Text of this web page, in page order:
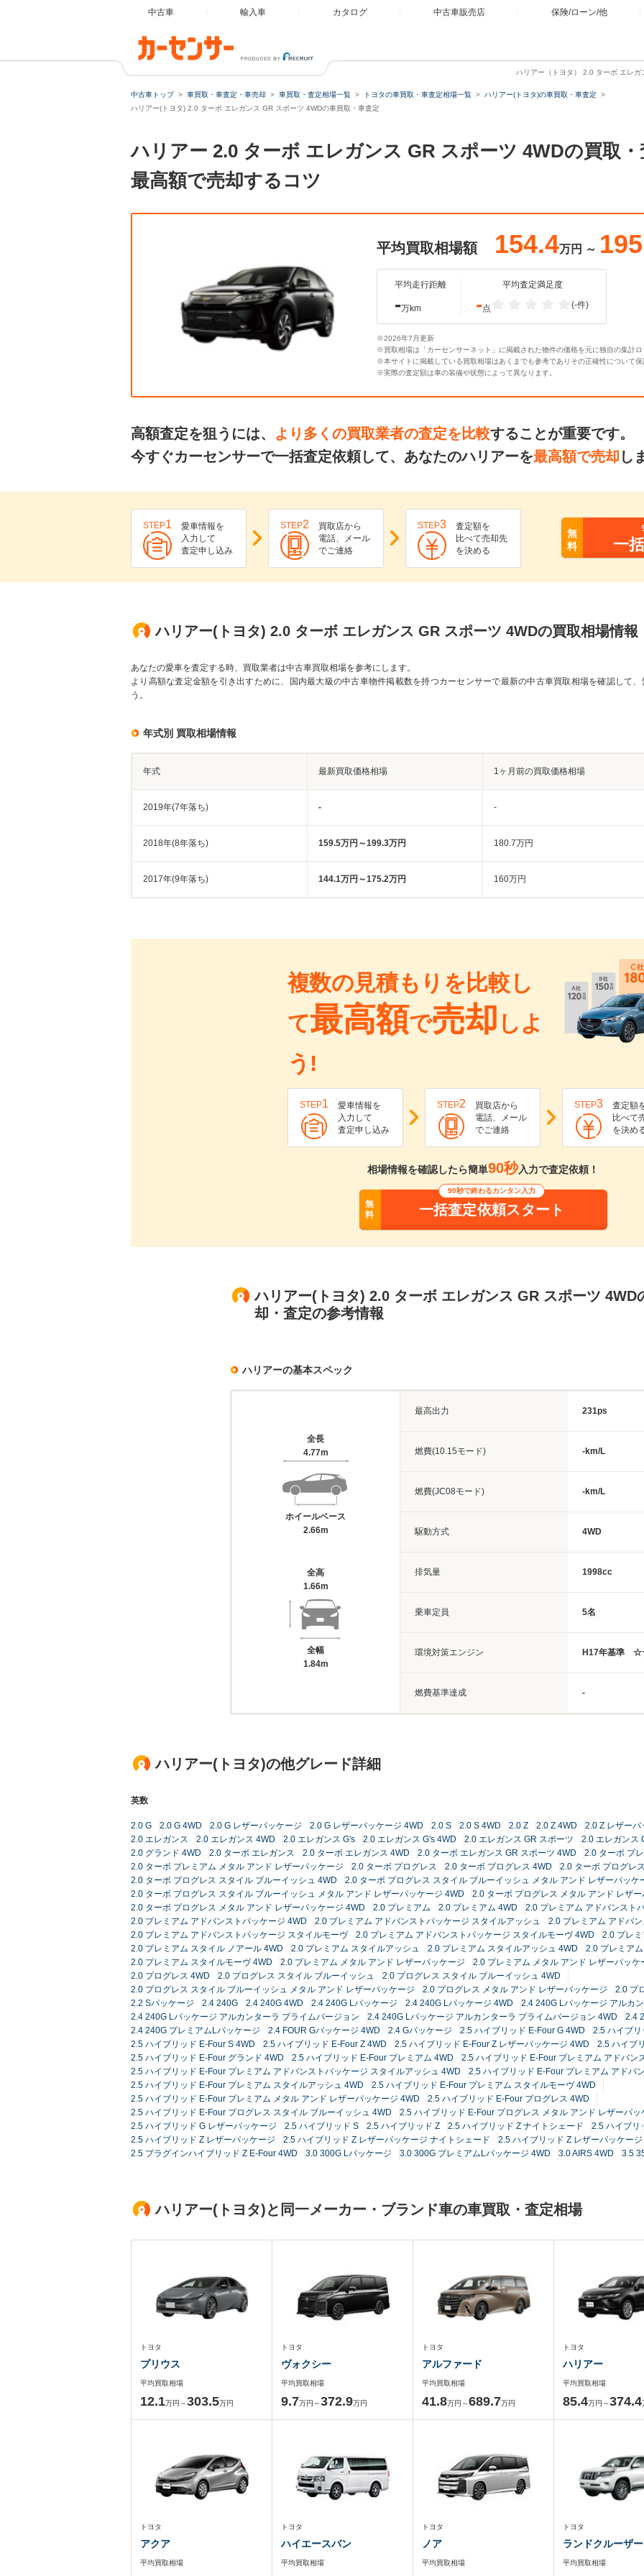
中古車 輸入車 カタログ 中古車販売店 保険/ローン/他
ハリアー（トヨタ） 2.0 ターボ エレ
中古車トップ 車買取・車査定・車売却 車買取・査定相場一覧 トヨタの車買取・車査定相場一覧
ハリアー(トヨタ)の車買取・車査定
ハリアー(トヨタ) 2.0 ターボ エレガンス GR スポーツ 4WDの車買取・車査定
ハリアー 2.0 ターボ エレガンス GR スポーツ 4WDの買取・
最高額で売却するコツ
平均買取相場額 154.4万円 ～
平均走行距離
-万km
平均査定満足度
-点 (-件)
※2026年7月更新
※買取相場は「カーセンサーネット」に掲載された物件の価格を元に独自の集計ロ
※本サイトに掲載している買取相場はあくまでも参考でありその正確性について保
※実際の査定額は車の装備や状態によって異なります。
高額査定を狙うには、 より多くの買取業者の査定を比較することが重要です。
今すぐカーセンサーで一括査定依頼して、あなたのハリアーを最高額で売却 し
STEP1
愛車情報を
入力して
査定申し込み
STEP2
買取店から
電話、メール
でご連絡
STEP3
査定額を
比べて売却先
を決める
無
料
一
ハリアー(トヨタ) 2.0 ターボ エレガンス GR スポーツ 4WDの買取相場情報
あなたの愛車を査定する時、買取業者は中古車買取相場を参考にします。
より高額な査定金額を引き出すために、国内最大級の中古車物件掲載数を持つカーセンサーで最新の中古車買取相場を確認して
う。
年式別 買取相場情報
年式 最新買取価格相場 1ヶ月前の買取価格相場
2019年(7年落ち) - -
2018年(8年落ち) 159.5万円～199.3万円 180.7万円
2017年(9年落ち) 144.1万円～175.2万円 160万円
複数の見積もりを比較し
て最高額で売却 しよ
う!
STEP1
愛車情報を
入力して
査定申し込み
STEP2
買取店から
電話、メール
でご連絡
STEP3
査定額
比べて
を決め
相場情報を確認したら簡単90秒入力で査定依頼！
無
料
90秒で終わるカンタン入力
一括査定依頼スタート
ハリアー(トヨタ) 2.0 ターボ エレガンス GR スポーツ 4WD
却・査定の参考情報
ハリアーの基本スペック
全長
4.77m
ホイールベース
2.66m
全高
1.66m
全幅
1.84m
最高出力 231ps
燃費(10.15モード) -km/L
燃費(JC08モード) -km/L
駆動方式 4WD
排気量 1998cc
乗車定員 5名
環境対策エンジン H17年基準
燃費基準達成 -
ハリアー(トヨタ)の他グレード詳細
英数
2.0 G 2.0 G 4WD 2.0 G レザーパッケージ 2.0 G レザーパッケージ 4WD 2.0 S 2.0 S 4WD 2.0 Z 2.0 Z 4WD 2.0 Z レザーパ
2.0 エレガンス
2.0 エレガンス 4WD 2.0 エレガンス G's 2.0 エレガンス G's 4WD 2.0 エレガンス GR スポーツ 2.0 エレガンス
2.0 グランド 4WD
2.0 ターボ エレガンス 2.0 ターボ エレガンス 4WD 2.0 ターボ エレガンス GR スポーツ 4WD 2.0 ターボ プ
2.0 ターボ プレミアム メタル アンド レザーパッケージ
2.0 ターボ プログレス 2.0 ターボ プログレス 4WD
2.0 ターボ プログレ
2.0 ターボ プログレス スタイル ブルーイッシュ 4WD
2.0 ターボ プログレス スタイル ブルーイッシュ メタル アンド レザーパッケ
2.0 ターボ プログレス スタイル ブルーイッシュ メタル アンド レザーパッケージ 4WD
2.0 ターボ プログレス メタル アンド レザー
2.0 ターボ プログレス メタル アンド レザーパッケージ 4WD
2.0 プレミアム 2.0 プレミアム 4WD
2.0 プレミアム アドバンスト
2.0 プレミアム アドバンストパッケージ 4WD
2.0 プレミアム アドバンストパッケージ スタイルアッシュ
2.0 プレミアム アドバ
2.0 プレミアム アドバンストパッケージ スタイルモーヴ
2.0 プレミアム アドバンストパッケージ スタイルモーヴ 4WD
2.0 プレ
2.0 プレミアム スタイル ノアール 4WD
2.0 プレミアム スタイルアッシュ 2.0 プレミアム スタイルアッシュ 4WD
2.0 プレミア
2.0 プレミアム スタイルモーヴ 4WD
2.0 プレミアム メタル アンド レザーパッケージ 2.0 プレミアム メタル アンド レザーパッケ
2.0 プログレス 4WD
2.0 プログレス スタイル ブルーイッシュ
2.0 プログレス スタイル ブルーイッシュ 4WD
2.0 プログレス スタイル ブルーイッシュ メタル アンド レザーパッケージ
2.0 プログレス メタル アンド レザーパッケージ
2.0 プ
2.2 Sパッケージ
2.4 240G 2.4 240G 4WD 2.4 240G Lパッケージ 2.4 240G Lパッケージ 4WD
2.4 240G Lパッケージ アルカ
2.4 240G Lパッケージ アルカンターラ プライムバージョン
2.4 240G Lパッケージ アルカンターラ プライムバージョン 4WD
2.4
2.4 240G プレミアムLパッケージ
2.4 FOUR Gパッケージ 4WD 2.4 Gパッケージ 2.5 ハイブリッド E-Four G 4WD
2.5 ハイブリ
2.5 ハイブリッド E-Four S 4WD
2.5 ハイブリッド E-Four Z 4WD 2.5 ハイブリッド E-Four Z レザーパッケージ 4WD
2.5 ハイブ
2.5 ハイブリッド E-Four グランド 4WD
2.5 ハイブリッド E-Four プレミアム 4WD
2.5 ハイブリッド E-Four プレミアム アドバン
2.5 ハイブリッド E-Four プレミアム アドバンストパッケージ スタイルアッシュ 4WD
2.5 ハイブリッド E-Four プレミアム アドバ
2.5 ハイブリッド E-Four プレミアム スタイルアッシュ 4WD
2.5 ハイブリッド E-Four プレミアム スタイルモーヴ 4WD
2.5 ハイブリッド E-Four プレミアム メタル アンド レザーパッケージ 4WD
2.5 ハイブリッド E-Four プログレス 4WD
2.5 ハイブリッド E-Four プログレス スタイル ブルーイッシュ 4WD
2.5 ハイブリッド E-Four プログレス メタル アンド レザーパッ
2.5 ハイブリッド G レザーパッケージ
2.5 ハイブリッド S 2.5 ハイブリッド Z 2.5 ハイブリッド Z ナイトシェード
2.5 ハイブリ
2.5 ハイブリッド Z レザーパッケージ
2.5 ハイブリッド Z レザーパッケージ ナイトシェード
2.5 ハイブリッド Z レザーパッケー
2.5 プラグインハイブリッド Z E-Four 4WD
3.0 300G Lパッケージ 3.0 300G プレミアムLパッケージ 4WD 3.0 AIRS 4WD 3.5
ハリアー(トヨタ)と同一メーカー・ブランド車の車買取・査定相場
トヨタ
プリウス
平均買取相場
12.1万円～303.5万円
トヨタ
ヴォクシー
平均買取相場
9.7万円～372.9万円
トヨタ
アルファード
平均買取相場
41.8万円～689.7万円
トヨタ
ハリアー
平均買取相場
85.4万円～374.4
トヨタ
アクア
平均買取相場
トヨタ
ハイエースバン
平均買取相場
トヨタ
ノア
平均買取相場
トヨタ
ランドクルーザ
平均買取相場